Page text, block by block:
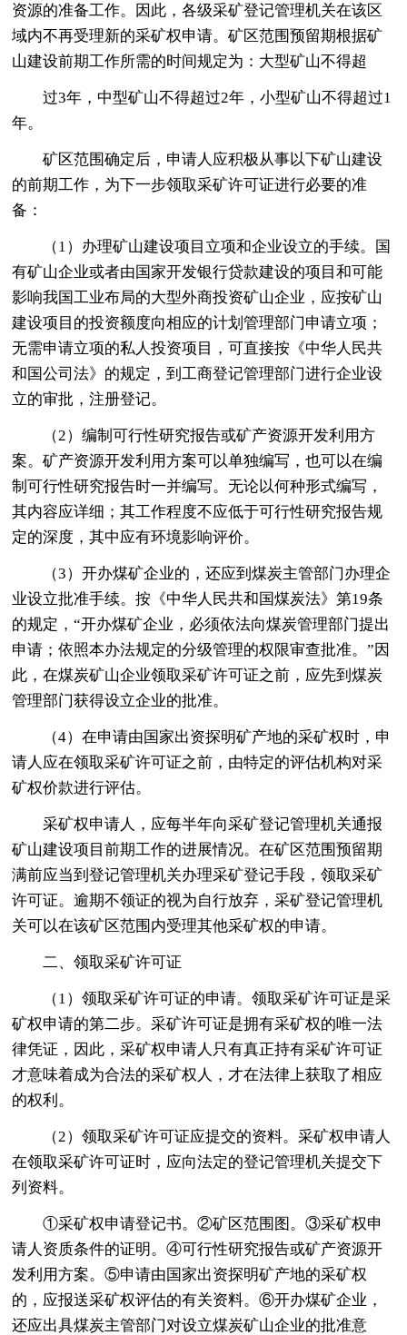
资源的准备工作。因此，各级采矿登记管理机关在该区
域内不再受理新的采矿权申请。矿区范围预留期根据矿
山建设前期工作所需的时间规定为：大型矿山不得超
过3年，中型矿山不得超过2年，小型矿山不得超过1
年。
矿区范围确定后，申请人应积极从事以下矿山建设
的前期工作，为下一步领取采矿许可证进行必要的准
备：
（1）办理矿山建设项目立项和企业设立的手续。国
有矿山企业或者由国家开发银行贷款建设的项目和可能
影响我国工业布局的大型外商投资矿山企业，应按矿山
建设项目的投资额度向相应的计划管理部门申请立项；
无需申请立项的私人投资项目，可直接按《中华人民共
和国公司法》的规定，到工商登记管理部门进行企业设
立的审批，注册登记。
（2）编制可行性研究报告或矿产资源开发利用方
案。矿产资源开发利用方案可以单独编写，也可以在编
制可行性研究报告时一并编写。无论以何种形式编写，
其内容应详细；其工作程度不应低于可行性研究报告规
定的深度，其中应有环境影响评价。
（3）开办煤矿企业的，还应到煤炭主管部门办理企
业设立批准手续。按《中华人民共和国煤炭法》第19条
的规定，“开办煤矿企业，必须依法向煤炭管理部门提出
申请；依照本办法规定的分级管理的权限审查批准。”因
此，在煤炭矿山企业领取采矿许可证之前，应先到煤炭
管理部门获得设立企业的批准。
（4）在申请由国家出资探明矿产地的采矿权时，申
请人应在领取采矿许可证之前，由特定的评估机构对采
矿权价款进行评估。
采矿权申请人，应每半年向采矿登记管理机关通报
矿山建设项目前期工作的进展情况。在矿区范围预留期
满前应当到登记管理机关办理采矿登记手段，领取采矿
许可证。逾期不领证的视为自行放弃，采矿登记管理机
关可以在该矿区范围内受理其他采矿权的申请。
二、领取采矿许可证
（1）领取采矿许可证的申请。领取采矿许可证是采
矿权申请的第二步。采矿许可证是拥有采矿权的唯一法
律凭证，因此，采矿权申请人只有真正持有采矿许可证
才意味着成为合法的采矿权人，才在法律上获取了相应
的权利。
（2）领取采矿许可证应提交的资料。采矿权申请人
在领取采矿许可证时，应向法定的登记管理机关提交下
列资料。
①采矿权申请登记书。②矿区范围图。③采矿权申
请人资质条件的证明。④可行性研究报告或矿产资源开
发利用方案。⑤申请由国家出资探明矿产地的采矿权
的，应报送采矿权评估的有关资料。⑥开办煤矿企业，
还应出具煤炭主管部门对设立煤炭矿山企业的批准意